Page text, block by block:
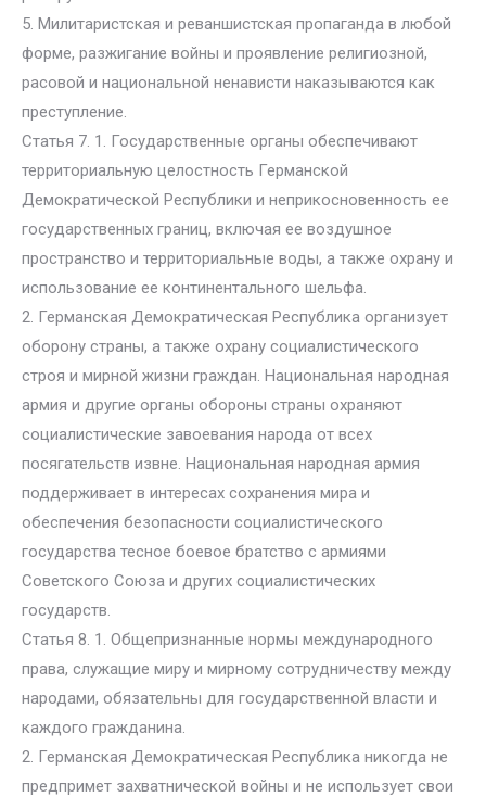
5. Милитаристская и реваншистская пропаганда в любой
форме, разжигание войны и проявление религиозной,
расовой и национальной ненависти наказываются как
преступление.
Статья 7. 1. Государственные органы обеспечивают
территориальную целостность Германской
Демократической Республики и неприкосновенность ее
государственных границ, включая ее воздушное
пространство и территориальные воды, а также охрану и
использование ее континентального шельфа.
2. Германская Демократическая Республика организует
оборону страны, а также охрану социалистического
строя и мирной жизни граждан. Национальная народная
армия и другие органы обороны страны охраняют
социалистические завоевания народа от всех
посягательств извне. Национальная народная армия
поддерживает в интересах сохранения мира и
обеспечения безопасности социалистического
государства тесное боевое братство с армиями
Советского Союза и других социалистических
государств.
Статья 8. 1. Общепризнанные нормы международного
права, служащие миру и мирному сотрудничеству между
народами, обязательны для государственной власти и
каждого гражданина.
2. Германская Демократическая Республика никогда не
предпримет захватнической войны и не использует свои